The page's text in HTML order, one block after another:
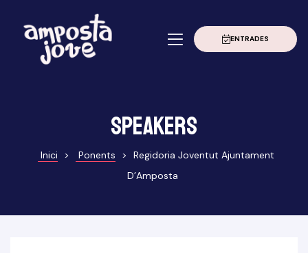
ENTRADES
Speakers
Inici > Ponents >
Regidoria Joventut Ajuntament
D’Amposta